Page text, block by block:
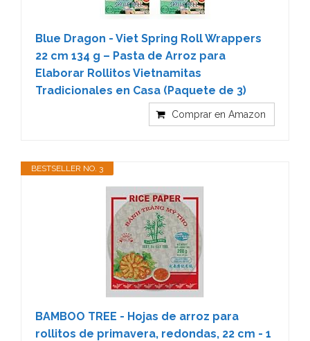
Blue Dragon - Viet Spring Roll Wrappers
22 cm 134 g – Pasta de Arroz para
Elaborar Rollitos Vietnamitas
Tradicionales en Casa (Paquete de 3)
Comprar en Amazon
BESTSELLER NO. 3
BAMBOO TREE - Hojas de arroz para
rollitos de primavera, redondas, 22 cm - 1